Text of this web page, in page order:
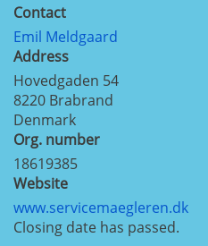
Contact
Emil Meldgaard
Address
Hovedgaden 54
8220 Brabrand
Denmark
Org. number
18619385
Website
www.servicemaegleren.dk
Closing date has passed.